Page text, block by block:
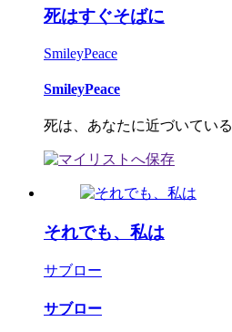
死はすぐそばに
SmileyPeace
SmileyPeace
死は、あなたに近づいている
それでも、私は
サブロー
サブロー